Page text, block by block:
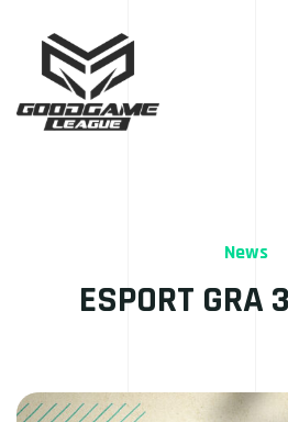
News
ESPORT GRA